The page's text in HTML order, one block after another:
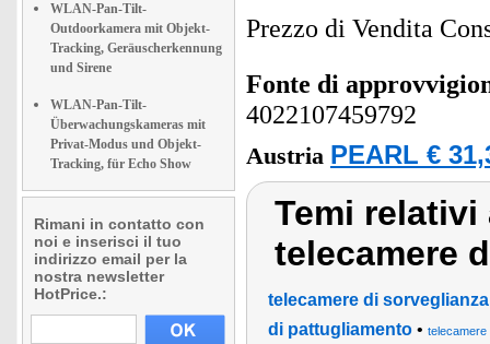
WLAN-Pan-Tilt-
Outdoorkamera mit Objekt-
Tracking, Geräuscherkennung
und Sirene
WLAN-Pan-Tilt-
Überwachungskameras mit
Privat-Modus und Objekt-
Tracking, für Echo Show
Rimani in contatto con
noi e inserisci il tuo
indirizzo email per la
nostra newsletter
HotPrice.:
Prezzo di Vendita
Fonte di
4022107459792
Austria PEARL €
Temi relativi
telecamere
telecamere di
di pattugliamento • telecamere